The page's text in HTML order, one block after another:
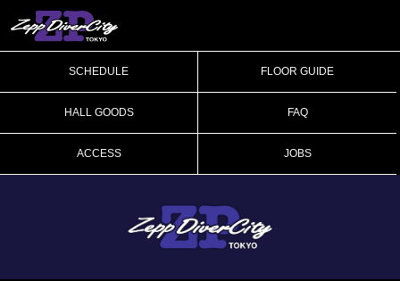
SCHEDULE FLOOR GUIDE
HALL GOODS FAQ
ACCESS JOBS